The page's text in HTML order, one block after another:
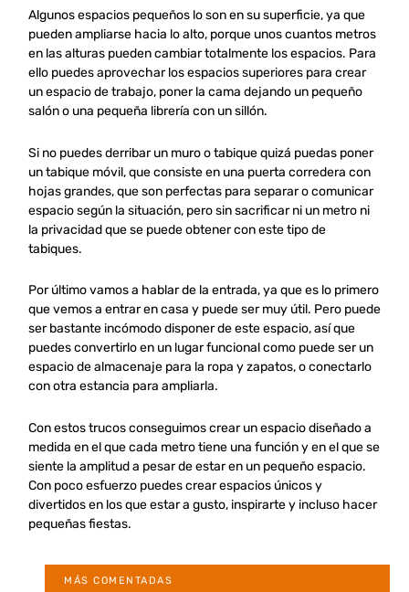
Algunos espacios pequeños lo son en su superficie, ya que
pueden ampliarse hacia lo alto, porque unos cuantos metros
en las alturas pueden cambiar totalmente los espacios. Para
ello puedes aprovechar los espacios superiores para crear
un espacio de trabajo, poner la cama dejando un pequeño
salón o una pequeña librería con un sillón.
Si no puedes derribar un muro o tabique quizá puedas poner
un tabique móvil, que consiste en una puerta corredera con
hojas grandes, que son perfectas para separar o comunicar
espacio según la situación, pero sin sacrificar ni un metro ni
la privacidad que se puede obtener con este tipo de
tabiques.
Por último vamos a hablar de la entrada, ya que es lo primero
que vemos a entrar en casa y puede ser muy útil. Pero puede
ser bastante incómodo disponer de este espacio, así que
puedes convertirlo en un lugar funcional como puede ser un
espacio de almacenaje para la ropa y zapatos, o conectarlo
con otra estancia para ampliarla.
Con estos trucos conseguimos crear un espacio diseñado a
medida en el que cada metro tiene una función y en el que se
siente la amplitud a pesar de estar en un pequeño espacio.
Con poco esfuerzo puedes crear espacios únicos y
divertidos en los que estar a gusto, inspirarte y incluso hacer
pequeñas fiestas.
MÁS COMENTADAS